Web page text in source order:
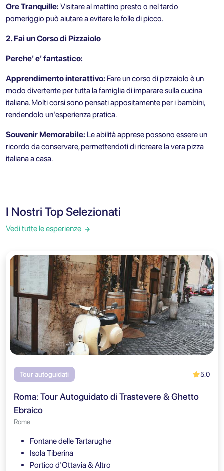
Ore Tranquille: Visitare al mattino presto o nel tardo
pomeriggio può aiutare a evitare le folle di picco.
2. Fai un Corso di Pizzaiolo
Perche' e' fantastico:
Apprendimento interattivo: Fare un corso di pizzaiolo è un
modo divertente per tutta la famiglia di imparare sulla cucina
italiana. Molti corsi sono pensati appositamente per i bambini,
rendendolo un'esperienza pratica.
Souvenir Memorabile: Le abilità apprese possono essere un
ricordo da conservare, permettendoti di ricreare la vera pizza
italiana a casa.
I Nostri Top Selezionati
Vedi tutte le esperienze
Tour autoguidati 5.0
Roma: Tour Autoguidato di Trastevere & Ghetto
Ebraico
Rome
Fontane delle Tartarughe
Isola Tiberina
Portico d'Ottavia & Altro